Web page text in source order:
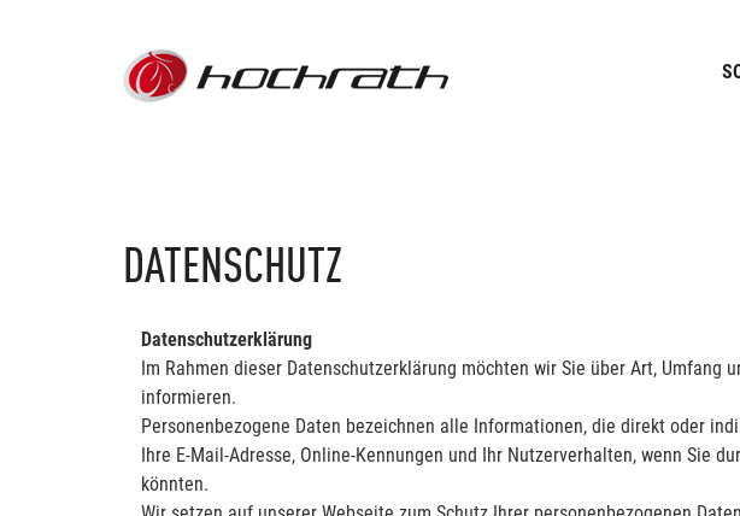
DATENSCHUTZ
Datenschutzerklärung
Im Rahmen dieser Datenschutzerklärung möchten wir Sie über Art,
informieren.
Personenbezogene Daten bezeichnen alle Informationen, die direkt oder
Ihre E-Mail-Adresse, Online-Kennungen und Ihr Nutzerverhalten, wenn Sie
könnten.